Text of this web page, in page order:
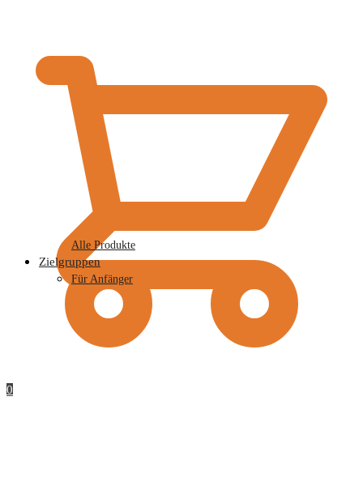
0
Alle Produkte
Zielgruppen
Für Anfänger